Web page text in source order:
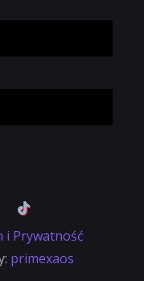
i Prywatność
primexaos